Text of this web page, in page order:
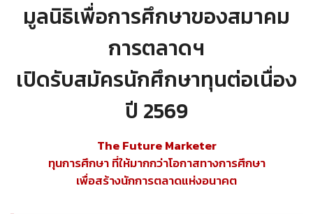
มูลนิธิเพื่อการศึกษาของสมาคม
การตลาดฯ
เปิดรับสมัครนักศึกษาทุนต่อเนื่อง
ปี 2569
The Future Marketer
ทุนการศึกษา ที่ให้มากกว่าโอกาสทางการศึกษา
เพื่อสร้างนักการตลาดแห่งอนาคต